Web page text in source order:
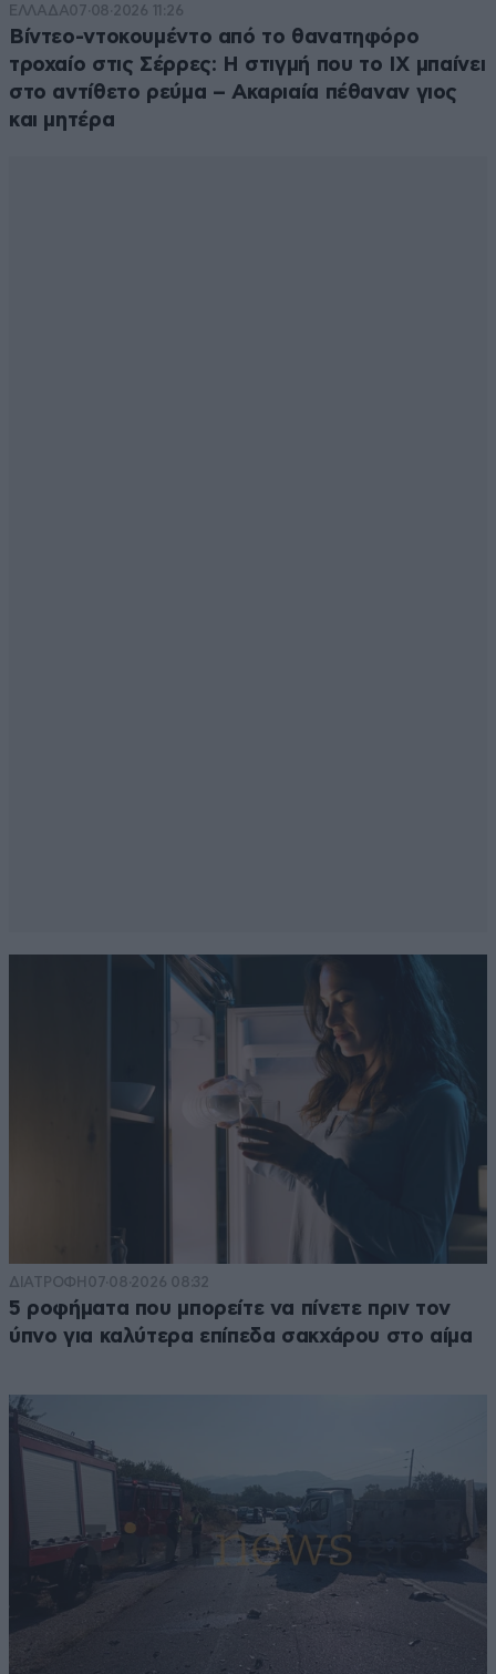
ΕΛΛΑΔΑ07·08·2026 11:26
Βίντεο-ντοκουμέντο από το θανατηφόρο
τροχαίο στις Σέρρες: Η στιγμή που το ΙΧ μπαίνει
στο αντίθετο ρεύμα – Ακαριαία πέθαναν γιος
και μητέρα
ΔΙΑΤΡΟΦΗ 07·08·2026 08:32
5 ροφήματα που μπορείτε να πίνετε πριν τον
ύπνο για καλύτερα επίπεδα σακχάρου στο αίμα